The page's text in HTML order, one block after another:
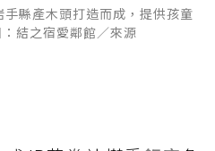
縣產木頭打造而成，提供孩童
結之宿愛鄰館／來源